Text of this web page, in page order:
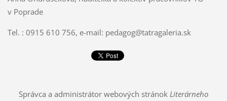
v Poprade
Tel. : 0915 610 756, e-mail: pedagog@tatragaleria.sk
Správca a administrátor webových stránok Literárneho